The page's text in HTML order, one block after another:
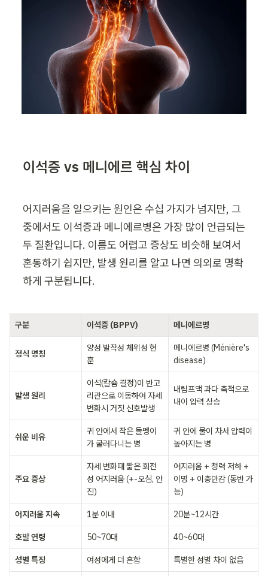
이석증 vs 메니에르 핵심 차이
어지러움을 일으키는 원인은 수십 가지가 넘지만, 그
중에서도 이석증과 메니에르병은 가장 많이 언급되는
두 질환입니다. 이름도 어렵고 증상도 비슷해 보여서
혼동하기 쉽지만, 발생 원리를 알고 나면 의외로 명확
하게 구분됩니다.
구분 이석증 (BPPV) 메니에르병
정식 명칭
양성 발작성 체위성 현
훈
메니에르병 (Ménière's
disease)
발생 원리
이석(칼슘 결정)이 반고
리관으로 이동하여 자세
변화시 거짓 신호발생
내림프액 과다 축적으로
내이 압력 상승
쉬운 비유
귀 안에서 작은 돌멩이
가 굴러다니는 병
귀 안에 물이 차서 압력이
높아지는 병
주요 증상
자세 변화때 짧은 회전
성 어지러움 (+-오심, 안
진)
어지러움 + 청력 저하 +
이명 + 이충만감 (동반 가
능)
어지러움 지속 1분 이내 20분~12시간
호발 연령 50~70대 40~60대
성별 특징 여성에게 더 흔함 특별한 성별 차이 없음